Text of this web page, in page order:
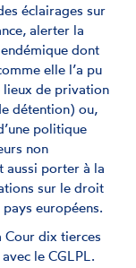
éclairages sur
alerter la
endémique dont
elle l’a pu
lieux de privation
détention) ou,
politique
non
aussi porter à la
sur le droit
européens.
Cour dix tierces
le CGLPL.